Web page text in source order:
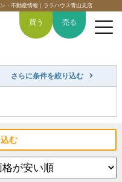
・不動産情報｜ララハウス青山支店
買いたい
売りたい
買う 売る
さらに条件を絞り込む
む